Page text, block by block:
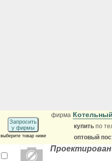
Запросить
у фирмы
выберите товар ниже
фирма
купить по
оптовый